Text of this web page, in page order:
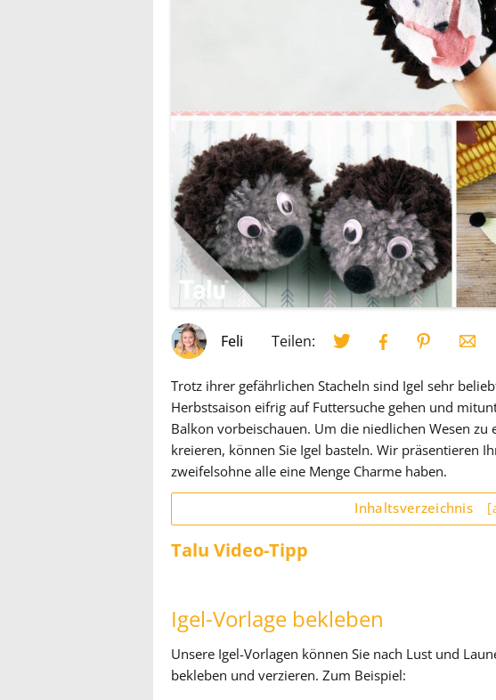
Feli Teilen:
Trotz ihrer gefährlichen Stacheln sind Igel sehr
Herbstsaison eifrig auf Futtersuche gehen und
Balkon vorbeischauen. Um die niedlichen Wesen
kreieren, können Sie Igel basteln. Wir präsentieren
zweifelsohne alle eine Menge Charme haben.
Inhaltsverzeichnis
Talu Video-Tipp
Igel-Vorlage bekleben
Unsere Igel-Vorlagen können Sie nach Lust und
bekleben und verzieren. Zum Beispiel: